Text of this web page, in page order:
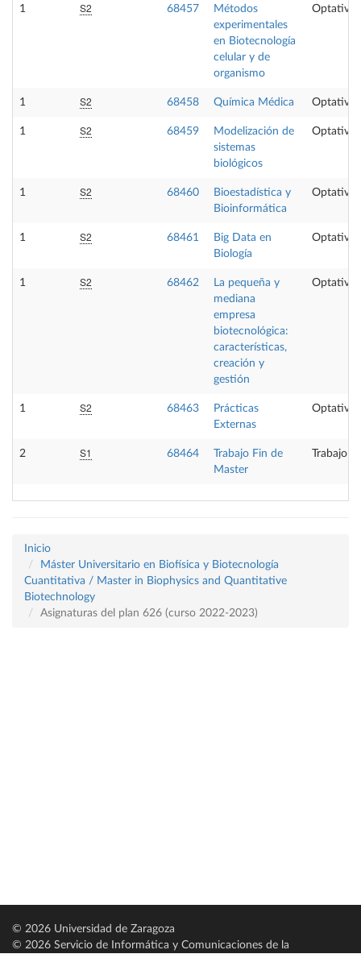
1 S2 68457
Métodos
experimentales
en Biotecnología
celular y de
organismo
Optativa
1 S2 68458 Química Médica Optativa
1 S2 68459
Modelización de
sistemas
biológicos
Optativa
1 S2 68460
Bioestadística y
Bioinformática
Optativa
1 S2 68461
Big Data en
Biología
Optativa
1 S2 68462
La pequeña y
mediana
empresa
biotecnológica:
características,
creación y
gestión
Optativa
1 S2 68463
Prácticas
Externas
Optativa
2 S1 68464
Trabajo Fin de
Master
Trabajo
Inicio
Máster Universitario en Biofísica y Biotecnología
Cuantitativa / Master in Biophysics and Quantitative
Biotechnology
Asignaturas del plan 626 (curso 2022-2023)
© 2026 Universidad de Zaragoza
© 2026 Servicio de Informática y Comunicaciones de la